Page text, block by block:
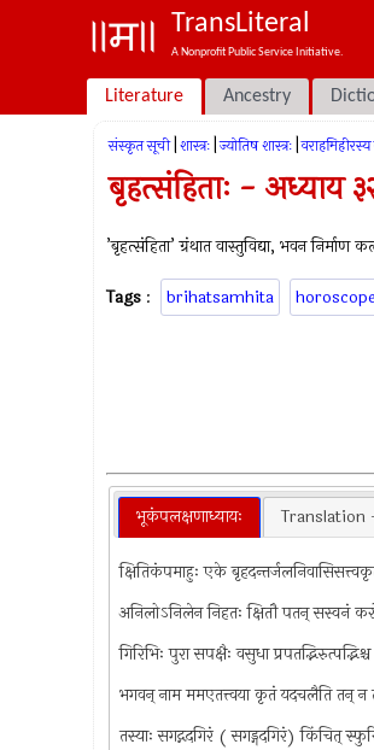
TransLiteral
A Nonprofit Public Service Initiative.
Literature Ancestry
संस्कृत सूची शास्त्रः ज्योतिष शास्त्रः
बृहत्संहिताः - अध्याय
’बृहत्संहिता’ ग्रंथात वास्तुविद्या, भवन
Tags : brihatsamhita horoscope
भूकंपलक्षणाध्यायः Translation -
क्षितिकंपमाहुः एके
अनिलोऽनिलेन निहतः क्षितौ पतन् सस्वनं
गिरिभिः पुरा सपक्षैः वसुधा
भगवन् नाम ममएतत्त्वया कृतं यदचलैति तन् न
तस्याः सगद्गदगिरं ( सगड्गदगिरं) किंचित्